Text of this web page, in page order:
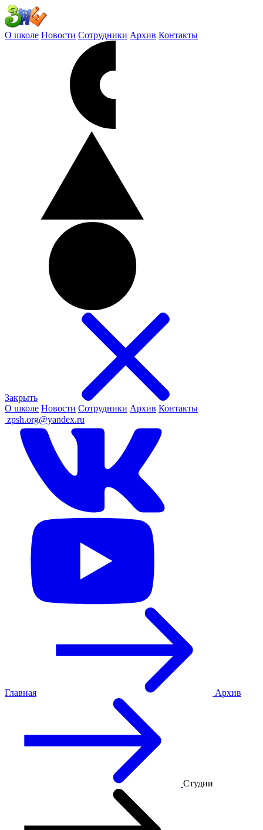
О школе Новости Сотрудники Архив Контакты
Закрыть
О школе Новости Сотрудники Архив Контакты
zpsh.org@yandex.ru
Главная Архив
Студии